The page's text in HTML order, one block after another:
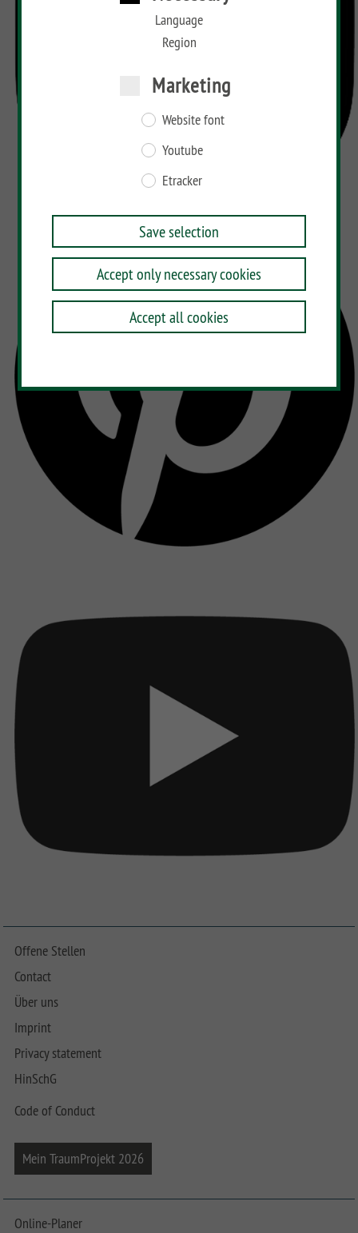
Language
Region
Marketing
Website font
Youtube
Etracker
Save selection
Accept only necessary cookies
Accept all cookies
Offene Stellen
Contact
Über uns
Imprint
Privacy statement
HinSchG
Code of Conduct
Mein TraumProjekt 2026
Online-Planer